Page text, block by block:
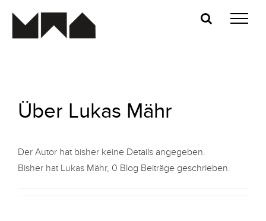
Inhalt
springen
Über Lukas Mähr
Der Autor hat bisher keine Details angegeben.
Bisher hat Lukas Mähr, 0 Blog Beiträge geschrieben.